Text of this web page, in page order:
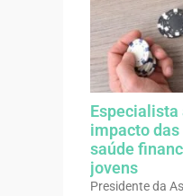
Especialista
impacto
saúde
jovens
Presidente da